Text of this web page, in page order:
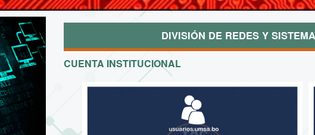
DIVISIÓN DE REDES Y
CUENTA INSTITUCIONAL